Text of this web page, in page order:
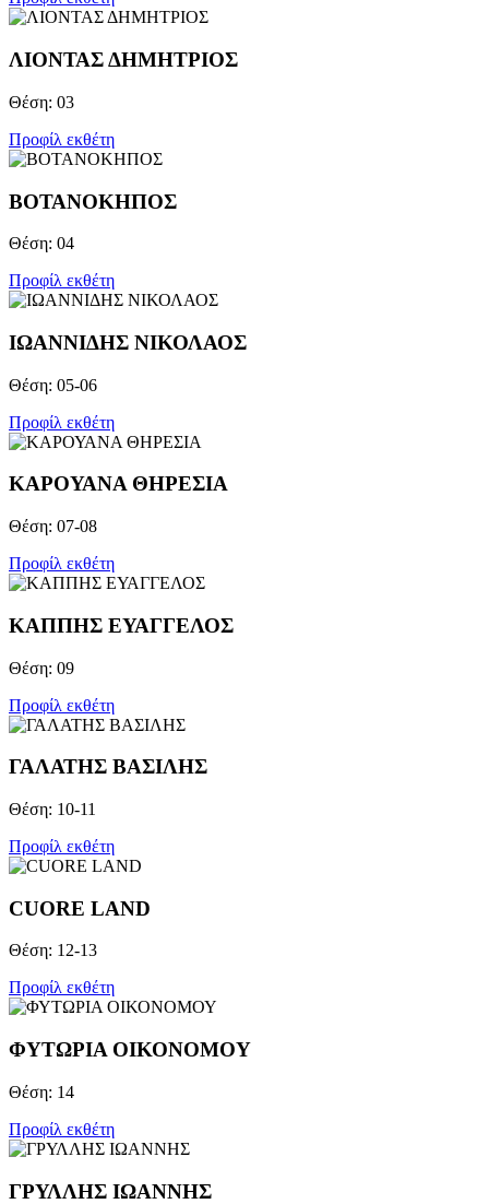
ΛΙΟΝΤΑΣ ΔΗΜΗΤΡΙΟΣ
Θέση: 03
Προφίλ εκθέτη
ΒΟΤΑΝΟΚΗΠΟΣ
Θέση: 04
Προφίλ εκθέτη
ΙΩΑΝΝΙΔΗΣ ΝΙΚΟΛΑΟΣ
Θέση: 05-06
Προφίλ εκθέτη
ΚΑΡΟΥΑΝΑ ΘΗΡΕΣΙΑ
Θέση: 07-08
Προφίλ εκθέτη
ΚΑΠΠΗΣ ΕΥΑΓΓΕΛΟΣ
Θέση: 09
Προφίλ εκθέτη
ΓΑΛΑΤΗΣ ΒΑΣΙΛΗΣ
Θέση: 10-11
Προφίλ εκθέτη
CUORE LAND
Θέση: 12-13
Προφίλ εκθέτη
ΦΥΤΩΡΙΑ ΟΙΚΟΝΟΜΟΥ
Θέση: 14
Προφίλ εκθέτη
ΓΡΥΛΛΗΣ ΙΩΑΝΝΗΣ